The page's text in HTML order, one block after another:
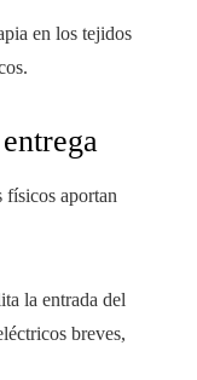
en los tejidos
físicos aportan
la entrada del
breves,